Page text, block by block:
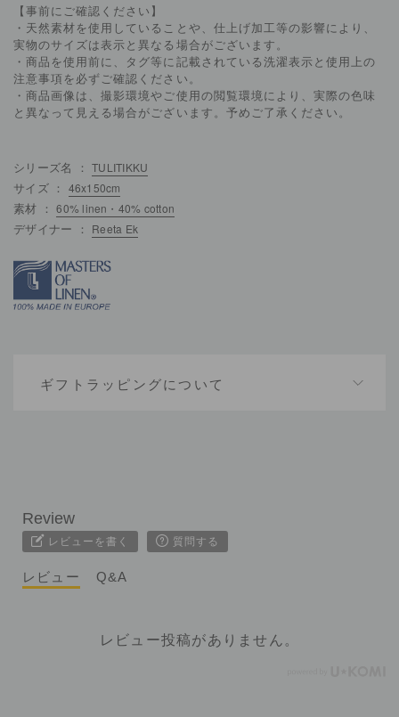
【事前にご確認ください】
・天然素材を使用していることや、仕上げ加工等の影響により、
実物のサイズは表示と異なる場合がございます。
・商品を使用前に、タグ等に記載されている洗濯表示と使用上の
注意事項を必ずご確認ください。
・商品画像は、撮影環境やご使用の閲覧環境により、実際の色味
と異なって見える場合がございます。予めご了承ください。
シリーズ名 ：TULITIKKU
サイズ ： 46x150cm
素材 ：60% linen・40% cotton
デザイナー ： Reeta Ek
ギフトラッピングについて
レビューを書く 質問する
レビュー Q&A
レビュー投稿がありません。